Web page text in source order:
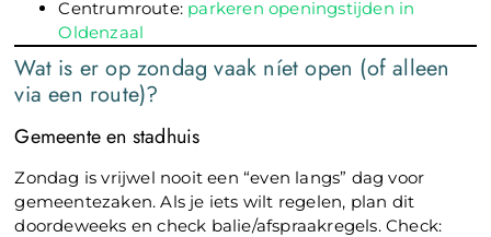
Centrumroute: parkeren openingstijden in
Oldenzaal
Wat is er op zondag vaak níet open (of alleen
via een route)?
Gemeente en stadhuis
Zondag is vrijwel nooit een “even langs” dag voor
gemeentezaken. Als je iets wilt regelen, plan dit
doordeweeks en check balie/afspraakregels. Check: